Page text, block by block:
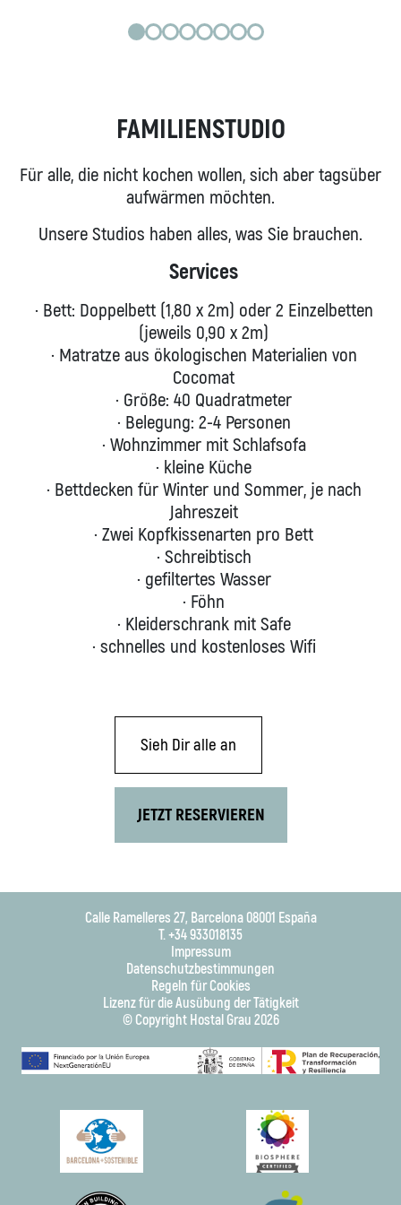
Bewusstes Inndesign
Gesunder Aufenthalt
Social Impact Room
Vom Flughafen
Vom Bahnhof
Anreise mit dem Auto
In der Stadt
KONTAKT
FAMILIENSTUDIO
Für alle, die nicht kochen wollen, sich aber tagsüber
aufwärmen möchten.
Unsere Studios haben alles, was Sie brauchen.
Services
· Bett: Doppelbett (1,80 x 2m) oder 2 Einzelbetten
(jeweils 0,90 x 2m)
· Matratze aus ökologischen Materialien von
Cocomat
· Größe: 40 Quadratmeter
· Belegung: 2-4 Personen
· Wohnzimmer mit Schlafsofa
· kleine Küche
· Bettdecken für Winter und Sommer, je nach
Jahreszeit
· Zwei Kopfkissenarten pro Bett
· Schreibtisch
· gefiltertes Wasser
· Föhn
· Kleiderschrank mit Safe
· schnelles und kostenloses Wifi
Sieh Dir alle an
JETZT RESERVIEREN
Calle Ramelleres 27, Barcelona 08001 España
T. +34 933018135
Impressum
Datenschutzbestimmungen
Regeln für Cookies
Lizenz für die Ausübung der Tätigkeit
© Copyright Hostal Grau 2026